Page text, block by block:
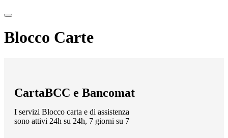
Blocco Carte
CartaBCC e Bancomat
I servizi Blocco carta e di assistenza
sono attivi 24h su 24h, 7 giorni su 7